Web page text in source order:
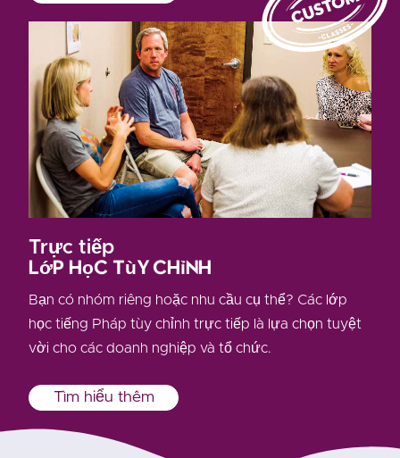
Trực tiếp
Lớp học tùy chỉnh
Bạn có nhóm riêng hoặc nhu cầu cụ thể? Các lớp
học tiếng Pháp tùy chỉnh trực tiếp là lựa chọn tuyệt
vời cho các doanh nghiệp và tổ chức.
Tìm hiểu thêm